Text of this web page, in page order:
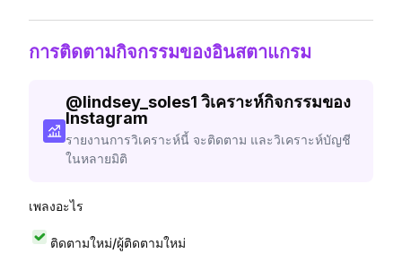
การติดตามกิจกรรมของอินสตาแกรม
@lindsey_soles1 วิเคราะห์กิจกรรมของ
Instagram
รายงานการวิเคราะห์นี้ จะติดตาม และวิเคราะห์บัญชี
ในหลายมิติ
เพลงอะไร
ติดตามใหม่/ผู้ติดตามใหม่